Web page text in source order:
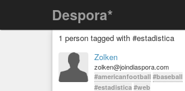
Despora*
1 person tagged with #estadistica
Zolken
zolken@joindiaspora.com
#americanfootball #baseball
#estadistica #web